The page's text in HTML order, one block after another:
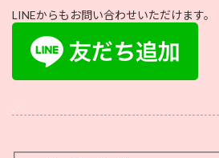
LINEからもお問い合わせいただけます。
.